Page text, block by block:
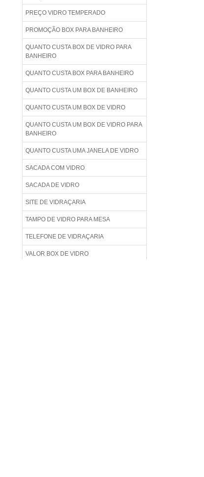
PREÇO VIDRO TEMPERADO
PROMOÇÃO BOX PARA BANHEIRO
QUANTO CUSTA BOX DE VIDRO PARA
BANHEIRO
QUANTO CUSTA BOX PARA BANHEIRO
QUANTO CUSTA UM BOX DE BANHEIRO
QUANTO CUSTA UM BOX DE VIDRO
QUANTO CUSTA UM BOX DE VIDRO PARA
BANHEIRO
QUANTO CUSTA UMA JANELA DE VIDRO
SACADA COM VIDRO
SACADA DE VIDRO
SITE DE VIDRAÇARIA
TAMPO DE VIDRO PARA MESA
TELEFONE DE VIDRAÇARIA
VALOR BOX DE VIDRO